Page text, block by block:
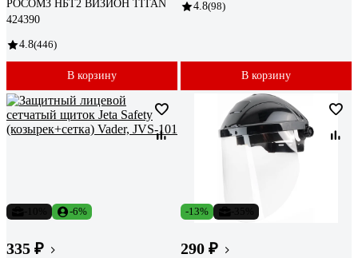
РОСОМЗ НБТ2 ВИЗИОН TITAN
424390
4.8(446)
В корзину
4.8(98)
В корзину
-6%
335 ₽
-13%
290 ₽